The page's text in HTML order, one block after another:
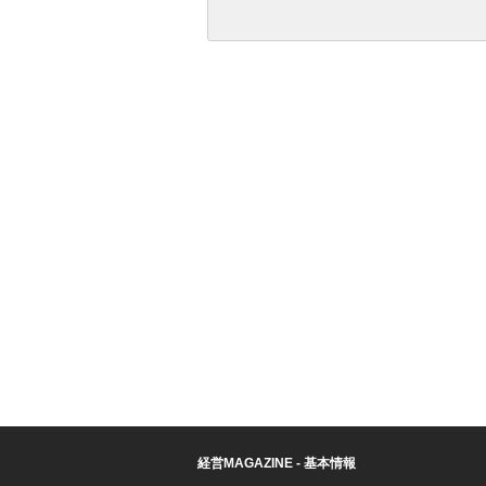
経営MAGAZINE - 基本情報